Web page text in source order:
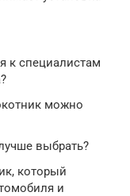
к специалистам
можно
выбрать?
который
и